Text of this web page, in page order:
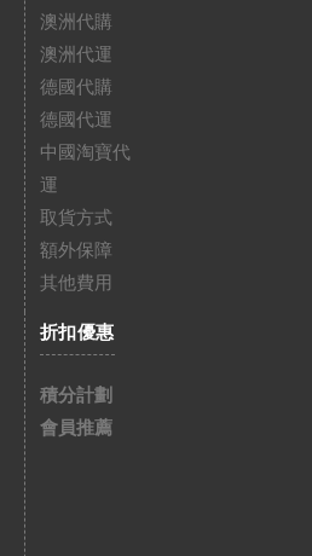
澳洲代購
澳洲代運
德國代購
德國代運
中國淘寶代
運
取貨方式
額外保障
其他費用
折扣優惠
積分計劃
會員推薦